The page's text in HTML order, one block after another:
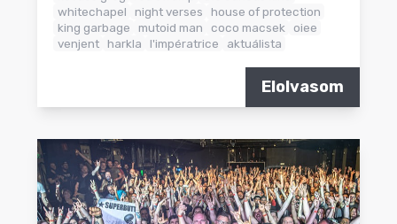
whitechapel
night verses
house of protection
king garbage
mutoid man coco macsek
oiee
venjent harkla l'impératrice aktuálista
Elolvasom